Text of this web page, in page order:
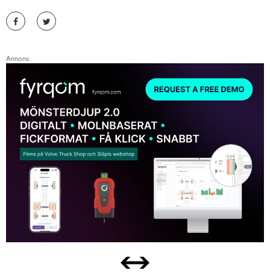
Annons: